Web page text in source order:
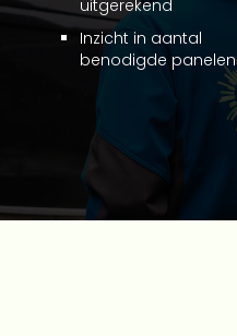
uitgerekend
Inzicht in aantal
benodigde panelen